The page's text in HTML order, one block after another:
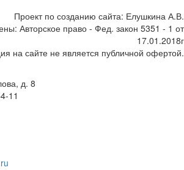
Проект по созданию сайта: Елушкина А.В.
Авторское право - Фед. закон 5351 - 1 от
17.01.2018г
на сайте не является публичной офертой.
д. 8
11